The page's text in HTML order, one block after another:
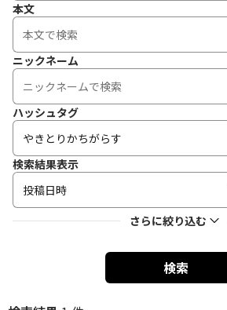
本文
ニックネーム
ハッシュタグ
検索結果表示
投稿日時
さらに絞り込む
検索